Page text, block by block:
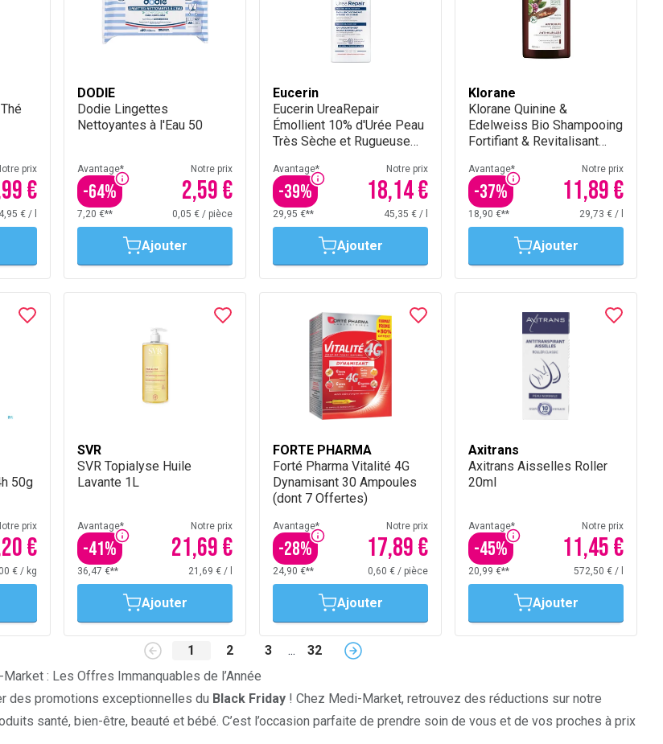
prix
€
€ /
DODIE
Dodie Lingettes
Nettoyantes à l'Eau 50
Avantage*
-64%
Notre prix
2,59 €
7,20 €** 0,05 € / pièce
Ajouter
Eucerin
Eucerin UreaRepair
Émollient 10% d'Urée Peau
Très Sèche et Rugueuse
Avantage*
-39%
Notre prix
18,14 €
29,95 €** 45,35 € /
Ajouter
Klorane
Klorane Quinine &
Edelweiss Bio Shampooing
Fortifiant & Revitalisant
Avantage*
-37%
Notre prix
11,89 €
18,90 €** 29,73 € /
Ajouter
50g
prix
€
€ / kg
SVR
SVR Topialyse Huile
Lavante 1L
Avantage*
-41%
Notre prix
21,69 €
36,47 €** 21,69 € /
Ajouter
FORTE PHARMA
Forté Pharma Vitalité 4G
Dynamisant 30 Ampoules
(dont 7 Offertes)
Avantage*
-28%
Notre prix
17,89 €
24,90 €** 0,60 € / pièce
Ajouter
Axitrans
Axitrans Aisselles Roller
20ml
Avantage*
-45%
Notre prix
11,45 €
20,99 €** 572,50 € /
Ajouter
1 2 3 ...
32
: Les Offres Immanquables de l’Année
des promotions exceptionnelles du Black Friday ! Chez Medi-Market, retrouvez des réductions sur notre
santé, bien-être, beauté et bébé. C’est l’occasion parfaite de prendre soin de vous et de vos proches à prix